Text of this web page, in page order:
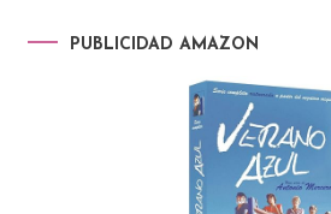
PUBLICIDAD AMAZON